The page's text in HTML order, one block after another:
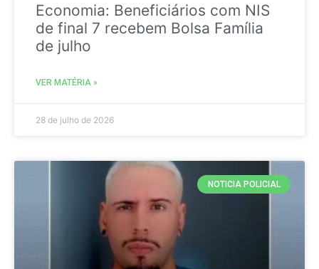
Economia: Beneficiários com NIS
de final 7 recebem Bolsa Família
de julho
VER MATÉRIA »
28 de julho de 2026
NOTICIA POLICIAL